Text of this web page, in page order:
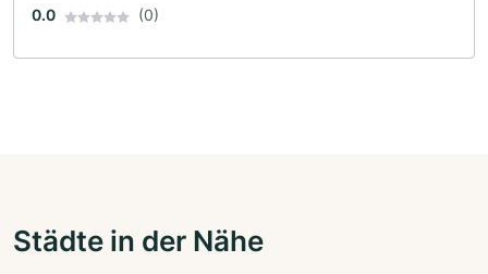
0.0 (0)
Städte in der Nähe